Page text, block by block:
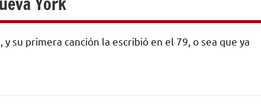
su primera canción la escribió en el 79, o sea que ya